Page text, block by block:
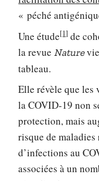
« péché
Une étude[1] de
la revue Nature
tableau.
Elle révèle que les
la COVID-19 non
protection, mais
risque de
d’infections au
associées à un